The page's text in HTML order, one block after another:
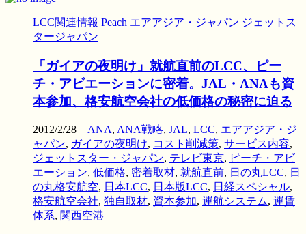
LCC関連情報 Peach エアアジア・ジャパン ジェットス
タージャパン
「ガイアの夜明け」就航直前のLCC、ピー
チ・アビエーションに密着。JAL・ANAも資
本参加、格安航空会社の低価格の秘密に迫る
2012/2/28 ANA, ANA戦略, JAL, LCC, エアアジア・ジ
ャパン, ガイアの夜明け, コスト削減策, サービス内容,
ジェットスター・ジャパン, テレビ東京, ピーチ・アビ
エーション, 低価格, 密着取材, 就航直前, 日の丸LCC, 日
の丸格安航空, 日本LCC, 日本版LCC, 日経スペシャル,
格安航空会社, 独自取材, 資本参加, 運航システム, 運賃
体系, 関西空港